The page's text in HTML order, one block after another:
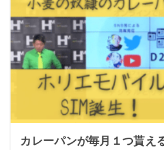
カレーパンが毎月１つ貰え